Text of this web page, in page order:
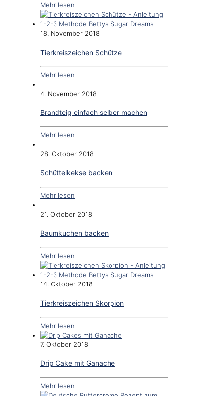
Mehr lesen
18. November 2018
Tierkreiszeichen Schütze
Mehr lesen
4. November 2018
Brandteig einfach selber machen
Mehr lesen
28. Oktober 2018
Schüttelkekse backen
Mehr lesen
21. Oktober 2018
Baumkuchen backen
Mehr lesen
14. Oktober 2018
Tierkreiszeichen Skorpion
Mehr lesen
7. Oktober 2018
Drip Cake mit Ganache
Mehr lesen